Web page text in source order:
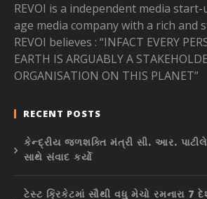
REVOI is a independent media start-
age media company with a rich and
REVOI believes : “INFACT EVERY
EARTH IS ARGUABLY A
ORGANISATION ON THIS PLANET”
RECENT POSTS
કેન્દ્રીય જળશક્તિ મંત્રી સી. આર. પાટીલે
સાથે સંવાદ કર્યો
ટેસ્ટ ક્રિકેટમાં સૌથી વધુ મેચો રમનારા 7